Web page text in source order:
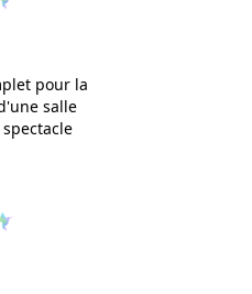
pour la
salle